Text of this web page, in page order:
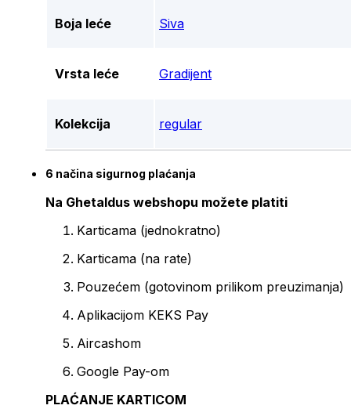
Boja leće Siva
Vrsta leće Gradijent
Kolekcija regular
6 načina sigurnog plaćanja
Na Ghetaldus webshopu možete platiti
Karticama (jednokratno)
Karticama (na rate)
Pouzećem (gotovinom prilikom preuzimanja)
Aplikacijom KEKS Pay
Aircashom
Google Pay-om
PLAĆANJE KARTICOM